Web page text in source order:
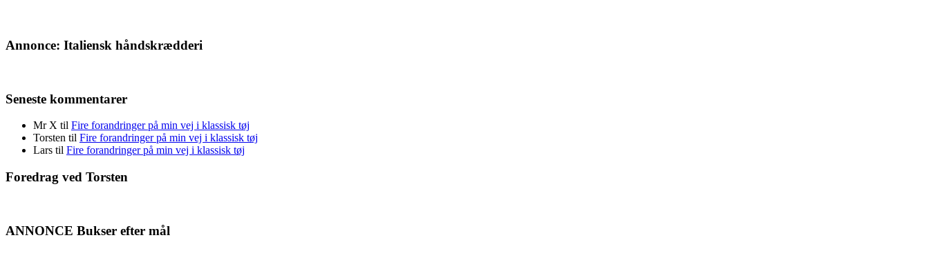
Annonce: Italiensk håndskrædderi
Seneste kommentarer
Mr X til Fire forandringer på min vej i klassisk tøj
Torsten til Fire forandringer på min vej i klassisk tøj
Lars til Fire forandringer på min vej i klassisk tøj
Foredrag ved Torsten
ANNONCE Bukser efter mål